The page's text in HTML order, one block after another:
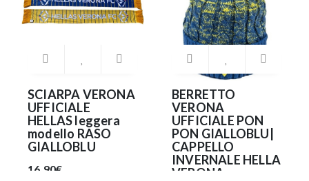
SCIARPA VERONA
UFFICIALE
HELLAS leggera
modello RASO
GIALLOBLU
16.90€
BERRETTO
VERONA
UFFICIALE PON
PON GIALLOBLU|
CAPPELLO
INVERNALE HELLA
VERONA